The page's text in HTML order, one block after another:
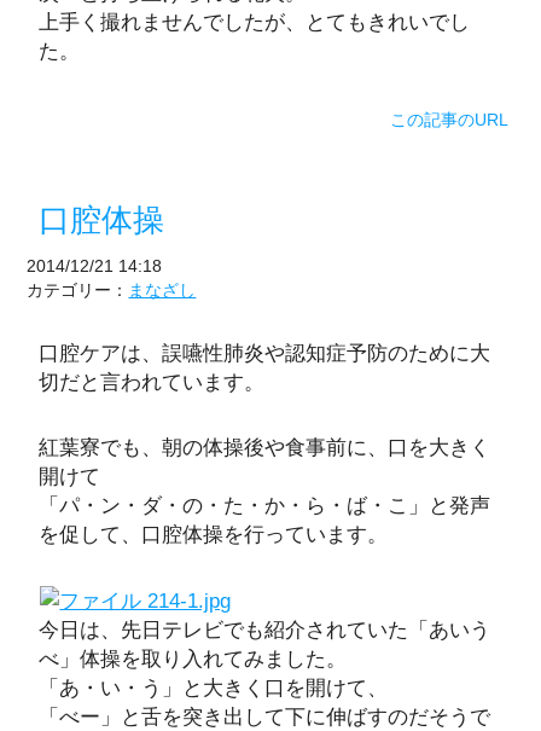
上手く撮れませんでしたが、とてもきれいでし
た。
この記事のURL
口腔体操
2014/12/21 14:18
カテゴリー： まなざし
口腔ケアは、誤嚥性肺炎や認知症予防のために大
切だと言われています。
紅葉寮でも、朝の体操後や食事前に、口を大きく
開けて
「パ・ン・ダ・の・た・か・ら・ば・こ」と発声
を促して、口腔体操を行っています。
今日は、先日テレビでも紹介されていた「あいう
べ」体操を取り入れてみました。
「あ・い・う」と大きく口を開けて、
「べー」と舌を突き出して下に伸ばすのだそうで